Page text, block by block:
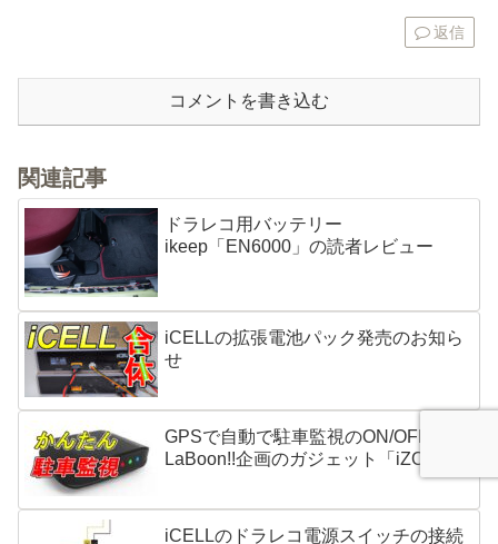
返信
コメントを書き込む
関連記事
ドラレコ用バッテリー
ikeep「EN6000」の読者レビュー
iCELLの拡張電池パック発売のお知ら
せ
GPSで自動で駐車監視のON/OFF
LaBoon!!企画のガジェット「iZONE」
iCELLのドラレコ電源スイッチの接続